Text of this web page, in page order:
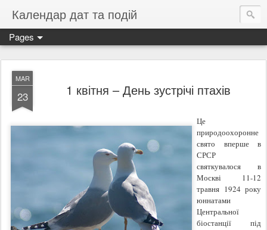
Календар дат та подій
Pages
MAR
23 1 квітня – День зустрічі птахів
Це
природоохоронне
свято вперше в
СРСР
святкувалося в
Москві 11-12
травня 1924 року
юннатами
Центральної
біостанції під